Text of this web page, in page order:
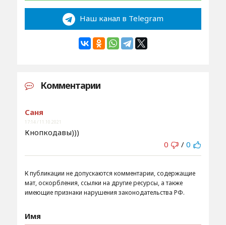
Наш канал в Telegram
Комментарии
Саня
17:14 / 11.10.2021
Кнопкодавы)))
0
/ 0
К публикации не допускаются комментарии, содержащие
мат, оскорбления, ссылки на другие ресурсы, а также
имеющие признаки нарушения законодательства РФ.
Имя